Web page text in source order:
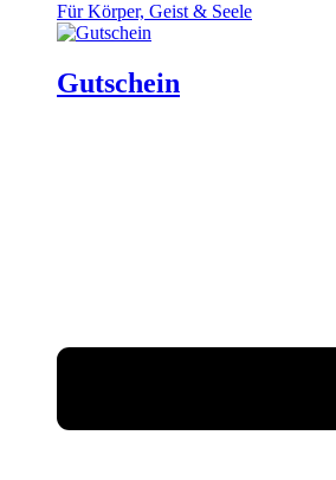
Für Körper, Geist & Seele
Gutschein